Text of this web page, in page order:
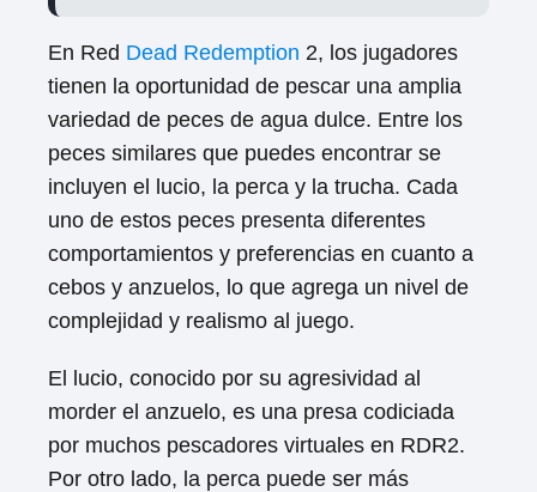
En Red Dead Redemption 2, los jugadores
tienen la oportunidad de pescar una amplia
variedad de peces de agua dulce. Entre los
peces similares que puedes encontrar se
incluyen el lucio, la perca y la trucha. Cada
uno de estos peces presenta diferentes
comportamientos y preferencias en cuanto a
cebos y anzuelos, lo que agrega un nivel de
complejidad y realismo al juego.
El lucio, conocido por su agresividad al
morder el anzuelo, es una presa codiciada
por muchos pescadores virtuales en RDR2.
Por otro lado, la perca puede ser más